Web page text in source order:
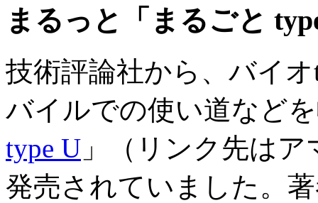
まるっと「まるごと
技術評論社から、バイ
バイルでの使い道など
type U 」（リンク先は
発売されていました。